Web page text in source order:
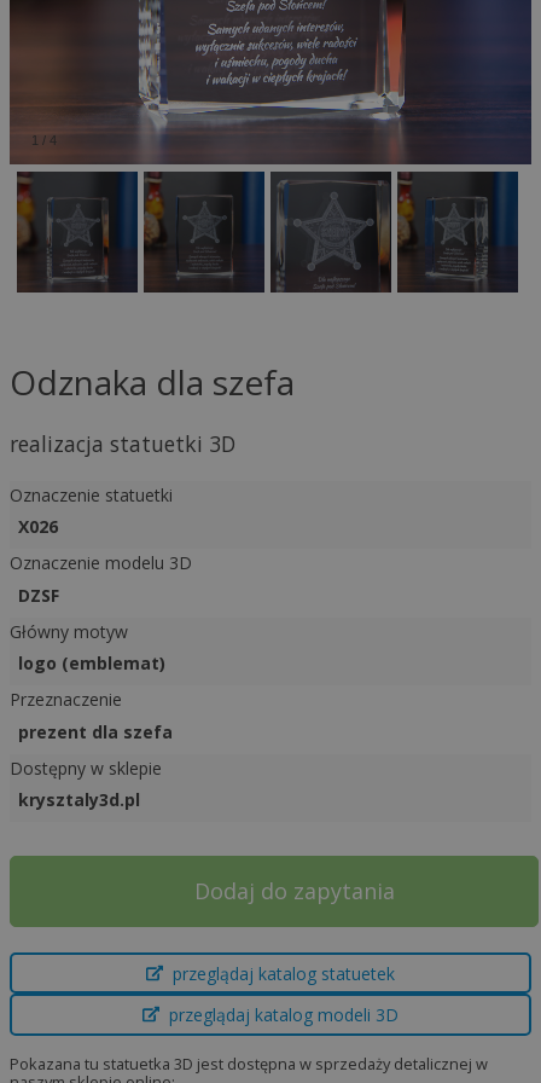
1 / 4
Odznaka dla szefa
realizacja statuetki 3D
Oznaczenie statuetki
X026
Oznaczenie modelu 3D
DZSF
Główny motyw
logo (emblemat)
Przeznaczenie
prezent dla szefa
Dostępny w sklepie
krysztaly3d.pl
Dodaj do zapytania
t
e
r
a
przeglądaj katalog statuetek
przeglądaj katalog modeli 3D
Pokazana tu statuetka 3D jest dostępna w sprzedaży detalicznej w